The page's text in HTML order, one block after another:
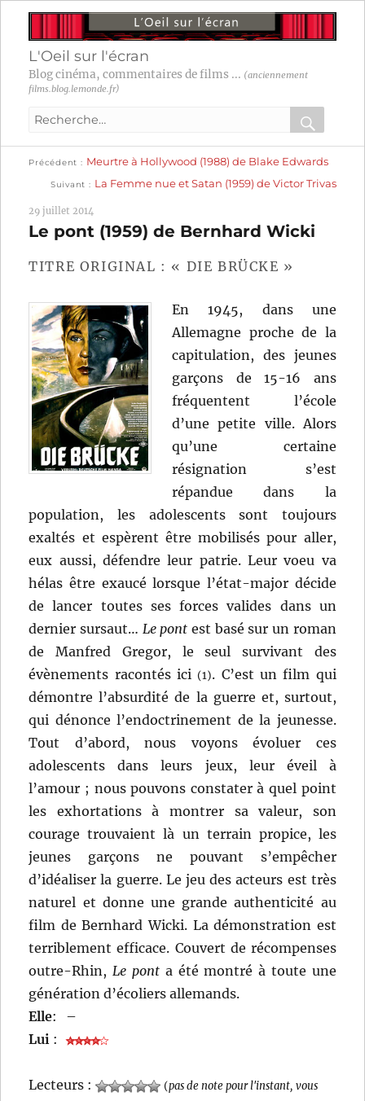
L'Oeil sur l'écran
Blog cinéma, commentaires de films ... (anciennement
films.blog.lemonde.fr)
Recherche
:
OK
Navigation
l’article
Précédent
précédente :
Meurtre à Hollywood (1988) de Blake Edwards
Suivant
suivante :
La Femme nue et Satan (1959) de Victor Trivas
29 juillet 2014
Le pont (1959) de Bernhard Wicki
TITRE ORIGINAL : « DIE BRÜCKE »
En 1945, dans une
Allemagne proche de la
capitulation, des jeunes
garçons de 15-16 ans
fréquentent l’école
d’une petite ville. Alors
qu’une certaine
résignation s’est
répandue dans la
population, les adolescents sont toujours
exaltés et espèrent être mobilisés pour aller,
eux aussi, défendre leur patrie. Leur voeu va
hélas être exaucé lorsque l’état-major décide
de lancer toutes ses forces valides dans un
dernier sursaut… Le pont est basé sur un roman
de Manfred Gregor, le seul survivant des
évènements racontés ici(1). C’est un film qui
démontre l’absurdité de la guerre et, surtout,
qui dénonce l’endoctrinement de la jeunesse.
Tout d’abord, nous voyons évoluer ces
adolescents dans leurs jeux, leur éveil à
l’amour ; nous pouvons constater à quel point
les exhortations à montrer sa valeur, son
courage trouvaient là un terrain propice, les
jeunes garçons ne pouvant s’empêcher
d’idéaliser la guerre. Le jeu des acteurs est très
naturel et donne une grande authenticité au
film de Bernhard Wicki. La démonstration est
terriblement efficace. Couvert de récompenses
outre-Rhin,Le ponta été montré à toute une
génération d’écoliers allemands.
Elle:
–
Lui :
Lecteurs : (pas de note pour l'instant, vous